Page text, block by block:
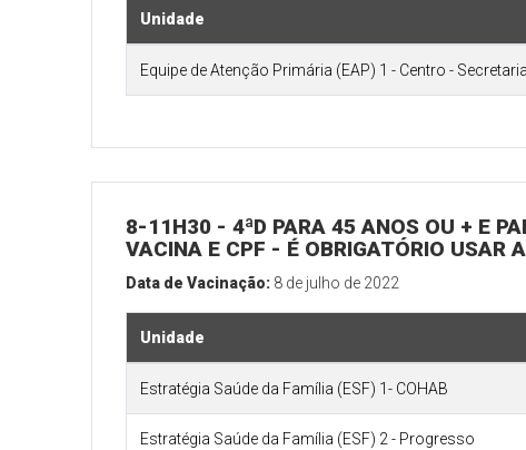
Unidade
Equipe de Atenção Primária (EAP) 1 - Centro -
8-11H30 - 4ªD PARA 45 ANOS OU + E
VACINA E CPF - É OBRIGATÓRIO USAR
Data de Vacinação: 8 de julho de 2022
Unidade
Estratégia Saúde da Família (ESF) 1- COHAB
Estratégia Saúde da Família (ESF) 2 - Progresso